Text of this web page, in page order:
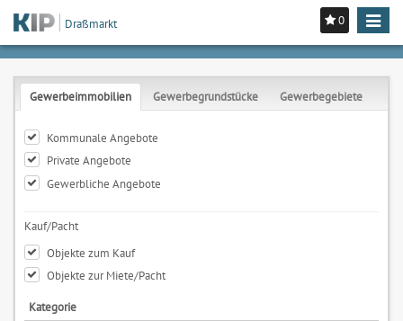
0
Toggle
Draßmarkt
Gewerbeimmobilien Gewerbegrundstücke Gewerbegebiete
Kommunale Angebote
Private Angebote
Gewerbliche Angebote
Kauf/Pacht
Objekte zum Kauf
Objekte zur Miete/Pacht
Kategorie